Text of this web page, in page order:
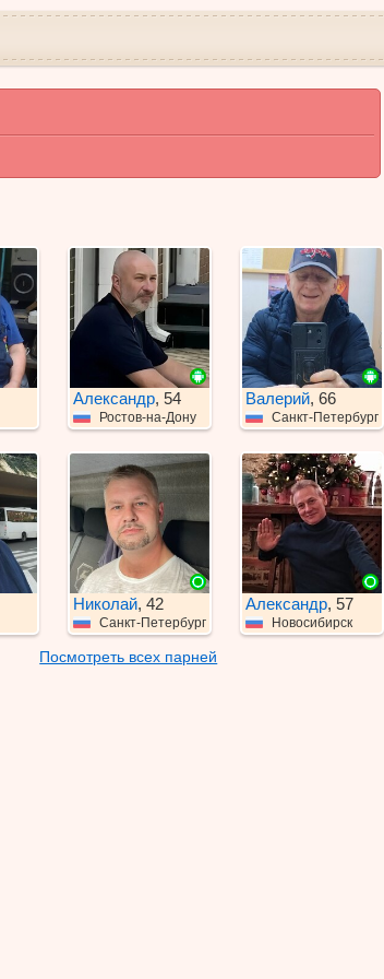
Александр, 54
Ростов-на-Дону
Валерий, 66
Санкт-Петербург
Николай, 42
Санкт-Петербург
Александр, 57
Новосибирск
Посмотреть всех парней